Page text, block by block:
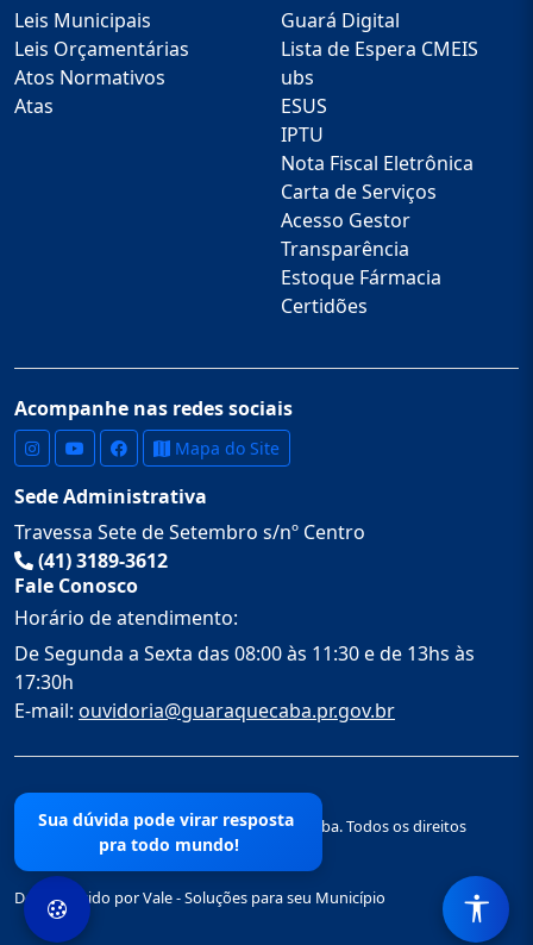
Sua dúvida pode virar resposta
pra todo mundo!
Leis Municipais
Leis Orçamentárias
Atos Normativos
Atas
Guará Digital
Lista de Espera CMEIS
ubs
ESUS
IPTU
Nota Fiscal Eletrônica
Carta de Serviços
Acesso Gestor
Transparência
Estoque Fármacia
Certidões
Acompanhe nas redes sociais
Mapa do Site
Sede Administrativa
Travessa Sete de Setembro s/nº Centro
(41) 3189-3612
Fale Conosco
Horário de atendimento:
De Segunda a Sexta das 08:00 às 11:30 e de 13hs às
17:30h
E-mail: ouvidoria@guaraquecaba.pr.gov.br
© 2026 Prefeitura Municipal de Guaraqueçaba. Todos os direitos
Desenvolvido por Vale - Soluções para seu Município